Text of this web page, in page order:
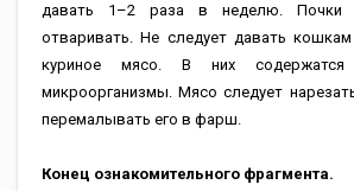
давать 1–2 раза в неделю. Почки
отваривать. Не следует давать
куриное мясо. В них содержатся
микроорганизмы. Мясо следует
перемалывать его в фарш.
Конец ознакомительного фрагмента.